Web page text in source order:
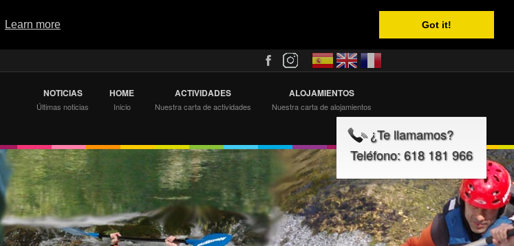
Learn more Got it!
NOTICIAS
Últimas noticias
HOME
Inicio
ACTIVIDADES
Nuestra carta de actividades
ALOJAMIENTOS
Nuestra carta de alojamientos
¿Te llamamos?
Teléfono: 618 181 966